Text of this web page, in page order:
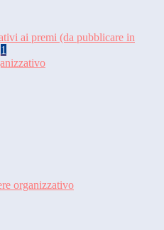
ai premi (da pubblicare in
1
organizzativo